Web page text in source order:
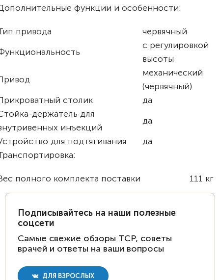
функции и особенности:
привода
червячный
с регулировкой
высоты
механический
(червячный)
столик
да
держатель для
инъекций
да
для подтягивания
да
полного комплекта поставки 111 кг
Подписывайтесь на наши полезные
соцсети
Самые свежие обзоры ТСР, советы
врачей и ответы на ваши вопросы
ДЛЯ ВЗРОСЛЫХ